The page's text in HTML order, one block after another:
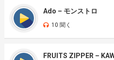
Ado – モンストロ
10 聞く
FRUITS ZIPPER –